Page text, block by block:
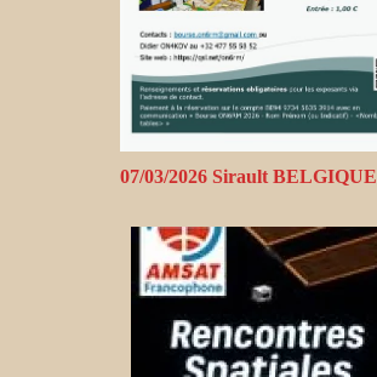
07/03/2026 Sirault BELGIQUE